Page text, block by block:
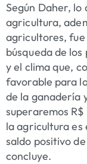
Según Daher,
agricultura,
agricultores,
búsqueda de
y el clima que,
favorable para
de la ganadería
superaremos
la agricultura es
saldo positivo
concluye.